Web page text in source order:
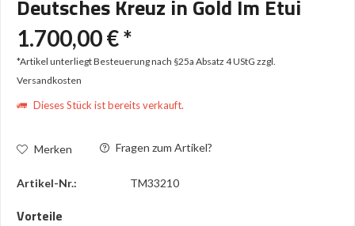
Deutsches Kreuz in Gold Im Etui
1.700,00 € *
*Artikel unterliegt Besteuerung nach §25a Absatz 4 UStG zzgl.
Versandkosten
Dieses Stück ist bereits verkauft.
Merken Fragen zum Artikel?
Artikel-Nr.: TM33210
Vorteile